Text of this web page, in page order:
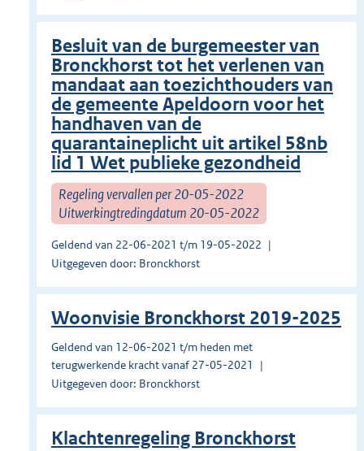
Besluit van de burgemeester van
Bronckhorst tot het verlenen van
mandaat aan toezichthouders van
de gemeente Apeldoorn voor het
handhaven van de
quarantaineplicht uit artikel 58nb
lid 1 Wet publieke gezondheid
Regeling vervallen per 20-05-2022
Uitwerkingtredingdatum 20-05-2022
Geldend van 22-06-2021 t/m 19-05-2022
Uitgegeven door: Bronckhorst
Woonvisie Bronckhorst 2019-2025
Geldend van 12-06-2021 t/m heden met
terugwerkende kracht vanaf 27-05-2021
Uitgegeven door: Bronckhorst
Klachtenregeling Bronckhorst